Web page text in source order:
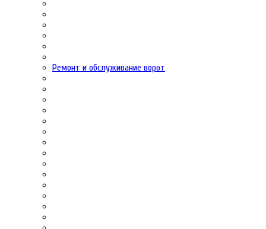
Ремонт и обслуживание ворот